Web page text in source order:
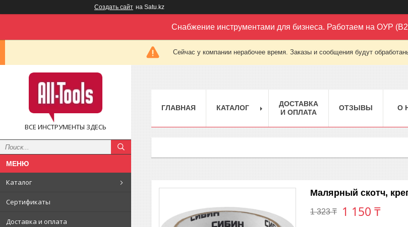
Создать сайт на Satu.kz
Снабжение инструментами для бизнеса. Работаем на ОУР
Сейчас у компании нерабочее время. Заказы и сообщения будут
ВСЕ ИНСТРУМЕНТЫ ЗДЕСЬ
Каталог
Сертификаты
Доставка и оплата
ГЛАВНАЯ КАТАЛОГ
ДОСТАВКА
И ОПЛАТА
ОТЗЫВЫ О
Малярный скотч,
1 323 ₸ 1 150 ₸